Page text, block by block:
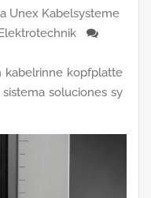
Unex Kabelsysteme
kabelrinne kopfplatte
sistema soluciones sy